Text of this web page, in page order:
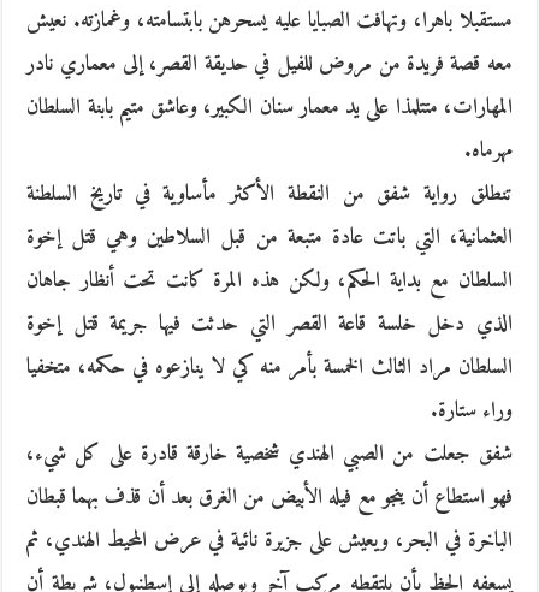
مستقبلا باهرا، وتهافت الصبايا عليه يسحرهن بابتسامته، وغمازته. نعيش
معه قصة فريدة من مروض للفيل في حديقة القصر، إلى معماري نادر
المهارات، متتلمذا على يد معمار سنان الكبير، وعاشق متيم بابنة السلطان
مهرماه.
تنطلق رواية شفق من النقطة الأكثر مأساوية في تاريخ السلطنة
العثمانية، التي باتت عادة متبعة من قبل السلاطين وهي قتل إخوة
السلطان مع بداية الحكم، ولكن هذه المرة كانت تحت أنظار جاهان
الذي دخل خلسة قاعة القصر التي حدثت فيها جريمة قتل إخوة
السلطان مراد الثالث الخمسة بأمر منه كي لا ينازعوه في حكمه، متخفيا
وراء ستارة.
شفق جعلت من الصبي الهندي شخصية خارقة قادرة على كل شيء،
فهو استطاع أن ينجو مع فيله الأبيض من الغرق بعد أن قذف بهما قبطان
الباخرة في البحر، ويعيش على جزيرة نائية في عرض المحيط الهندي، ثم
يسعفه الحظ بأن يلتقطه مركب آخر ويوصله إلى إسطنبول، شريطة أن